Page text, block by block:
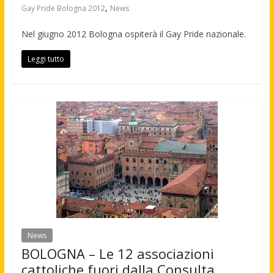
Gay Pride Bologna 2012, News
Nel giugno 2012 Bologna ospiterà il Gay Pride nazionale.
Leggi tutto
News
BOLOGNA – Le 12 associazioni